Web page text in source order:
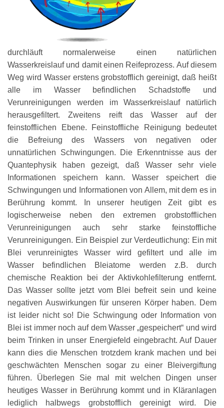
durchläuft normalerweise einen natürlichen
Wasserkreislauf und damit einen Reifeprozess. Auf diesem
Weg wird Wasser erstens grobstofflich gereinigt, daß heißt
alle im Wasser befindlichen Schadstoffe und
Verunreinigungen werden im Wasserkreislauf natürlich
herausgefiltert. Zweitens reift das Wasser auf der
feinstofflichen Ebene. Feinstoffliche Reinigung bedeutet
die Befreiung des Wassers von negativen oder
unnatürlichen Schwingungen. Die Erkenntnisse aus der
Quantephysik haben gezeigt, daß Wasser sehr viele
Informationen speichern kann. Wasser speichert die
Schwingungen und Informationen von Allem, mit dem es in
Berührung kommt. In unserer heutigen Zeit gibt es
logischerweise neben den extremen grobstofflichen
Verunreinigungen auch sehr starke feinstoffliche
Verunreinigungen. Ein Beispiel zur Verdeutlichung: Ein mit
Blei verunreinigtes Wasser wird gefiltert und alle im
Wasser befindlichen Bleiatome werden z.B. durch
chemische Reaktion bei der Aktivkohlefilterung entfernt.
Das Wasser sollte jetzt vom Blei befreit sein und keine
negativen Auswirkungen für unseren Körper haben. Dem
ist leider nicht so! Die Schwingung oder Information von
Blei ist immer noch auf dem Wasser „gespeichert“ und wird
beim Trinken in unser Energiefeld eingebracht. Auf Dauer
kann dies die Menschen trotzdem krank machen und bei
geschwächten Menschen sogar zu einer Bleivergiftung
führen. Überlegen Sie mal mit welchen Dingen unser
heutiges Wasser in Berührung kommt und in Kläranlagen
lediglich halbwegs grobstofflich gereinigt wird. Die